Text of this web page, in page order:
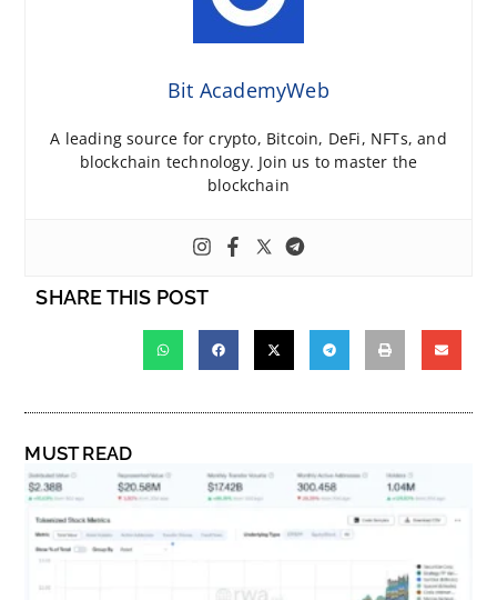
Bit AcademyWeb
A leading source for crypto, Bitcoin, DeFi, NFTs, and
blockchain technology. Join us to master the
blockchain
SHARE THIS POST
MUST READ